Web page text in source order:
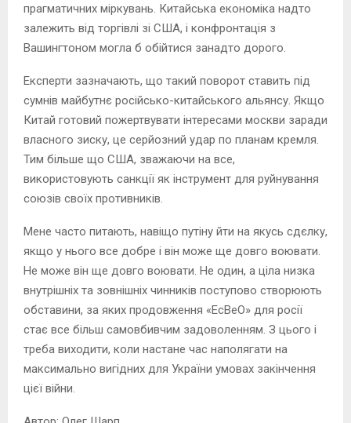
прагматичних міркувань. Китайська економіка надто
залежить від торгівлі зі США, і конфронтація з
Вашингтоном могла б обійтися занадто дорого.
Експерти зазначають, що такий поворот ставить під
сумнів майбутнє російсько-китайського альянсу. Якщо
Китай готовий пожертвувати інтересами москви заради
власного зиску, це серйозний удар по планам кремля.
Тим більше що США, зважаючи на все,
використовують санкції як інструмент для руйнування
союзів своїх противників.
Мене часто питають, навіщо путіну йти на якусь сдєлку,
якщо у нього все добре і він може ще довго воювати.
Не може він ще довго воювати. Не один, а ціла низка
внутрішніх та зовнішніх чинників поступово створюють
обставини, за яких продовження «ЕсВеО» для росії
стає все більш самовбивчим задоволенням. З цього і
треба виходити, коли настане час наполягати на
максимально вигідних для України умовах закінчення
цієї війни.